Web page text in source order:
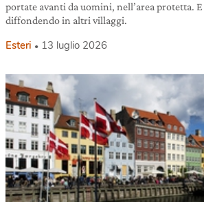
portate avanti da uomini, nell’area protetta.
diffondendo in altri villaggi.
Esteri 13 luglio 2026